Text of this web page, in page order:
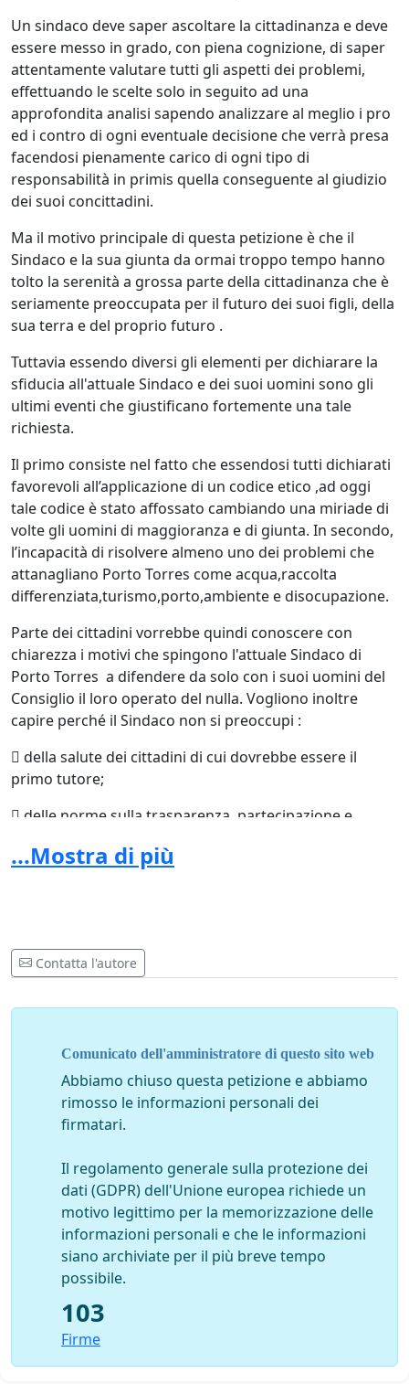
Un sindaco deve saper ascoltare la cittadinanza e deve
essere messo in grado, con piena cognizione, di saper
attentamente valutare tutti gli aspetti dei problemi,
effettuando le scelte solo in seguito ad una
approfondita analisi sapendo analizzare al meglio i pro
ed i contro di ogni eventuale decisione che verrà presa
facendosi pienamente carico di ogni tipo di
responsabilità in primis quella conseguente al giudizio
dei suoi concittadini.
Ma il motivo principale di questa petizione è che il
Sindaco e la sua giunta da ormai troppo tempo hanno
tolto la serenità a grossa parte della cittadinanza che è
seriamente preoccupata per il futuro dei suoi figli, della
sua terra e del proprio futuro .
Tuttavia essendo diversi gli elementi per dichiarare la
sfiducia all'attuale Sindaco e dei suoi uomini sono gli
ultimi eventi che giustificano fortemente una tale
richiesta.
Il primo consiste nel fatto che essendosi tutti dichiarati
favorevoli all’applicazione di un codice etico ,ad oggi
tale codice è stato affossato cambiando una miriade di
volte gli uomini di maggioranza e di giunta. In secondo,
l’incapacità di risolvere almeno uno dei problemi che
attanagliano Porto Torres come acqua,raccolta
differenziata,turismo,porto,ambiente e disocupazione.
Parte dei cittadini vorrebbe quindi conoscere con
chiarezza i motivi che spingono l'attuale Sindaco di
Porto Torres a difendere da solo con i suoi uomini del
Consiglio il loro operato del nulla. Vogliono inoltre
capire perché il Sindaco non si preoccupi :
 della salute dei cittadini di cui dovrebbe essere il
primo tutore;
 delle norme sulla trasparenza, partecipazione e
importanti per il futuro di tutta la comunità del luogo;
valutazioni approfondite e condivise senza spazio
alcuno per opinioni aprioristiche e superficiali.
mostrato nel gestire la situazione occupazionale del
territorio
Come mai non sono state assunte iniziative di un
provvedendo ad interloquire con tutti i settori
produttivi, agricolo, manifatturiero, industriale e del
terziario
Lo smantellamento dell'ENI ha origini più lontane e
pensiamo che l'insediamento della “ NUOVA CHIMICA
VERDE” così caldeggiato dai nostri politici non sia
sufficiente per dare tutta l'aspettativa occupazionale da
troppo tempo attesa dalla popolazione.
Si è ancora una volta dimostrato che quando la politica
...Mostra di più
Contatta l'autore
Comunicato dell'amministratore di questo sito web
Abbiamo chiuso questa petizione e abbiamo
rimosso le informazioni personali dei
firmatari.
Il regolamento generale sulla protezione dei
dati (GDPR) dell'Unione europea richiede un
motivo legittimo per la memorizzazione delle
informazioni personali e che le informazioni
siano archiviate per il più breve tempo
possibile.
103
Firme